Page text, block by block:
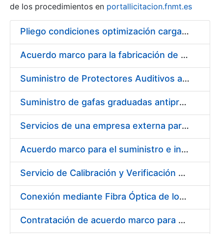
Mostra/Amaga
de los procedimientos en portallicitacion.fnmt.es
Pliego condiciones optimización cargas compras firmado
Acuerdo marco para la fabricación de piezas
Suministro de Protectores Auditivos a medida para las personas trabajadoras de los Centros de Trabajo de Madrid y Burgos
Suministro de gafas graduadas antiproyecciones para los trabajadores de la FNMT-RCM en los centros de trabajo de Madrid y Burgos
Servicios de una empresa externa para el asesoramiento y resolución de los recursos de alzada que se presentan relacionados con procesos de selección para la FNMT-RCM
Acuerdo marco para el suministro e instalación de persianas, estores y otros complementos
Servicio de Calibración y Verificación Externa de los Equipos de Medición del Servicio de Prevención de la FNMT-RCM
Conexión mediante Fibra Óptica de los Centros de Proceso de Datos (CPDs) de las sedes de la FNMT-RCM de Burgos y Madrid
Contratación de acuerdo marco para el Suministro de Material de Electricidad para la Fábrica Nacional de Moneda y Timbre-Real Casa de la Moneda en su centro de trabajo de Burgos